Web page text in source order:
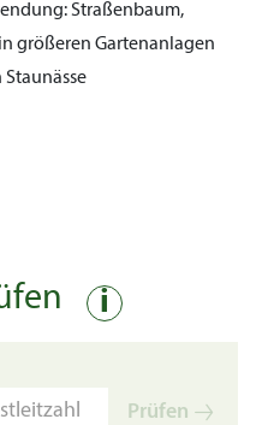
Straßenbaum,
größeren Gartenanlagen
i
Prüfen